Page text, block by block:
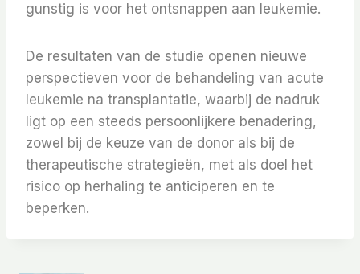
gunstig is voor het ontsnappen aan leukemie.
De resultaten van de studie openen nieuwe
perspectieven voor de behandeling van acute
leukemie na transplantatie, waarbij de nadruk
ligt op een steeds persoonlijkere benadering,
zowel bij de keuze van de donor als bij de
therapeutische strategieën, met als doel het
risico op herhaling te anticiperen en te
beperken.